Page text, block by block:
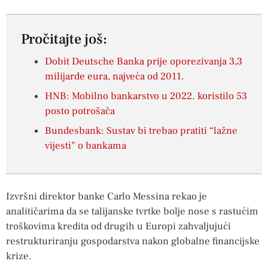
Pročitajte još:
Dobit Deutsche Banka prije oporezivanja 3,3
milijarde eura, najveća od 2011.
HNB: Mobilno bankarstvo u 2022. koristilo 53
posto potrošača
Bundesbank: Sustav bi trebao pratiti “lažne
vijesti” o bankama
Izvršni direktor banke Carlo Messina rekao je
analitičarima da se talijanske tvrtke bolje nose s rastućim
troškovima kredita od drugih u Europi zahvaljujući
restrukturiranju gospodarstva nakon globalne financijske
krize.